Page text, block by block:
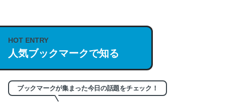
https://isobe324649.hatenablog.com/entry/2023/03/27
/064121
─GPTの仕組みと限界についての考察（１） - conceptualization
HOT ENTRY
人気ブックマークで知る
ブックマークが集まった今日の話題をチェック！